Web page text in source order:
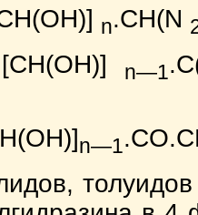
n.СН(N
n—1
n—1